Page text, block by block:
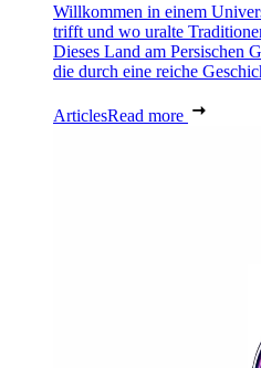
Willkommen in einem
trifft und wo uralte
Dieses Land am Persischen
die durch eine reiche
ArticlesRead more